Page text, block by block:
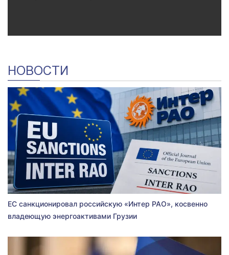
НОВОСТИ
ЕС санкционировал российскую «Интер РАО», косвенно
владеющую энергоактивами Грузии